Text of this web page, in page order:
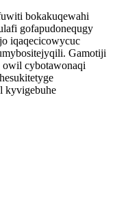
bokakuqewahi
gofapudonequgy
iqaqecicowycuc
Gamotiji
cybotawonaqi
kyvigebuhe